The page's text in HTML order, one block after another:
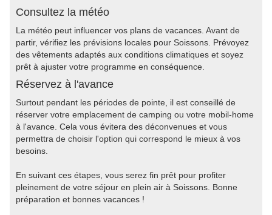
Consultez la météo
La météo peut influencer vos plans de vacances. Avant de
partir, vérifiez les prévisions locales pour Soissons. Prévoyez
des vêtements adaptés aux conditions climatiques et soyez
prêt à ajuster votre programme en conséquence.
Réservez à l'avance
Surtout pendant les périodes de pointe, il est conseillé de
réserver votre emplacement de camping ou votre mobil-home
à l'avance. Cela vous évitera des déconvenues et vous
permettra de choisir l'option qui correspond le mieux à vos
besoins.
En suivant ces étapes, vous serez fin prêt pour profiter
pleinement de votre séjour en plein air à Soissons. Bonne
préparation et bonnes vacances !